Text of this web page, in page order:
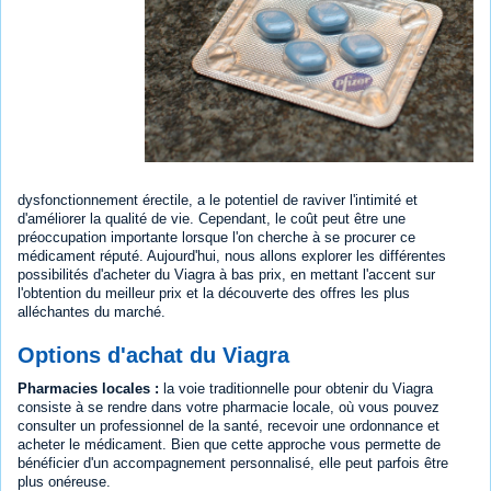
dysfonctionnement érectile, a le potentiel de raviver l'intimité et
d'améliorer la qualité de vie. Cependant, le coût peut être une
préoccupation importante lorsque l'on cherche à se procurer ce
médicament réputé. Aujourd'hui, nous allons explorer les différentes
possibilités d'acheter du Viagra à bas prix, en mettant l'accent sur
l'obtention du meilleur prix et la découverte des offres les plus
alléchantes du marché.
Options d'achat du Viagra
Pharmacies locales : la voie traditionnelle pour obtenir du Viagra
consiste à se rendre dans votre pharmacie locale, où vous pouvez
consulter un professionnel de la santé, recevoir une ordonnance et
acheter le médicament. Bien que cette approche vous permette de
bénéficier d'un accompagnement personnalisé, elle peut parfois être
plus onéreuse.